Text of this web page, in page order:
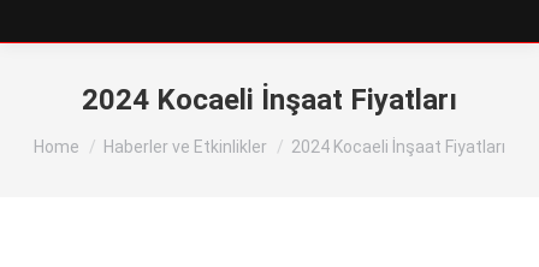
2024 Kocaeli İnşaat Fiyatları
You are here:
Home Haberler ve Etkinlikler 2024 Kocaeli İnşaat Fiyatları